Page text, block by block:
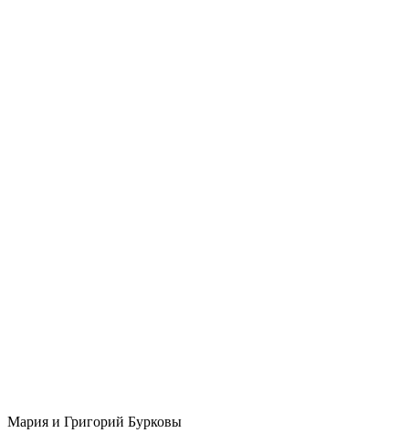
Мария и Григорий Бурковы